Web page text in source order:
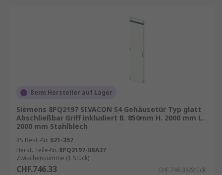
Beim Hersteller auf Lager
Siemens 8PQ2197 SIVACON S4 Gehäusetür Typ glatt
Abschließbar Griff inkludiert B. 850mm H. 2000 mm L.
2000 mm Stahlblech
RS Best.-Nr. 621-357
Herst. Teile-Nr. 8PQ2197-0BA37
Zwischensumme (1 Stück)
CHF.746.33 CHF.746.33/Stück